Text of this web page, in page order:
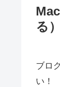
る
ブロ
い！